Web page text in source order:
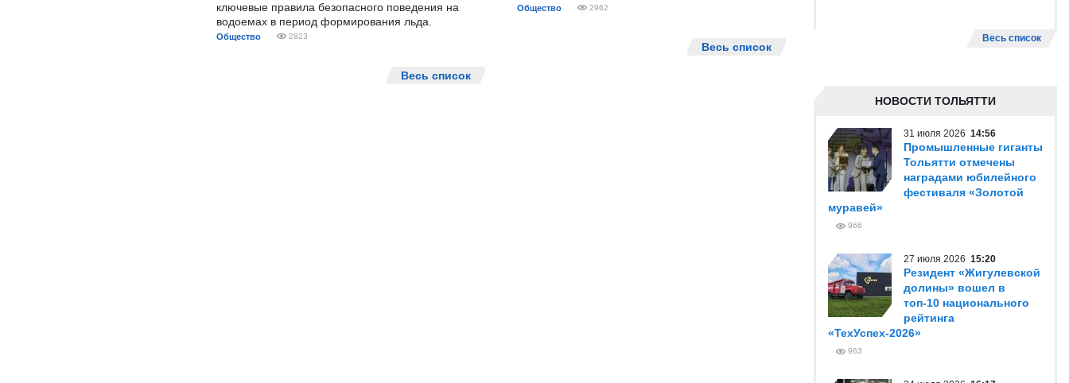
ключевые правила безопасного поведения на
водоемах в период формирования льда.
Общество 2823
Весь список
Общество 2962
Весь список
Весь список
НОВОСТИ ТОЛЬЯТТИ
31 июля 2026 14:56
Промышленные гиганты
Тольятти отмечены
наградами юбилейного
фестиваля «Золотой
муравей»
966
27 июля 2026 15:20
Резидент «Жигулевской
долины» вошел в
топ-10 национального
рейтинга
«ТехУспех-2026»
963